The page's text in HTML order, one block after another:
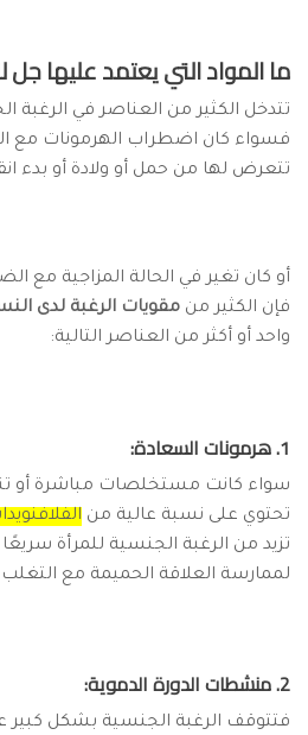
ما المواد التي يعتمد عليها جل
تتدخل الكثير من العناصر في الرغبة
فسواء كان اضطراب الهرمونات مع
تتعرض لها من حمل أو ولادة أو بدء
أو كان تغير في الحالة المزاجية مع
فإن الكثير من مقويات الرغبة لدى
واحد أو أكثر من العناصر التالية:
1. هرمونات السعادة:
سواء كانت مستخلصات مباشرة أو
تحتوي على نسبة عالية من
تزيد من الرغبة الجنسية للمرأة سريعًا
لممارسة العلاقة الحميمة مع
2. منشطات الدورة الدموية:
فتتوقف الرغبة الجنسية بشكل كبير